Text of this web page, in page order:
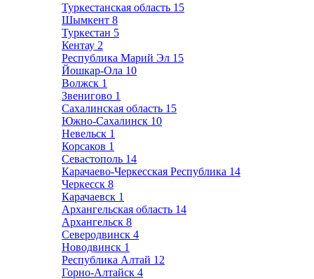
Туркестанская область 15
Шымкент 8
Туркестан 5
Кентау 2
Республика Марий Эл 15
Йошкар-Ола 10
Волжск 1
Звенигово 1
Сахалинская область 15
Южно-Сахалинск 10
Невельск 1
Корсаков 1
Севастополь 14
Карачаево-Черкесская Республика 14
Черкесск 8
Карачаевск 1
Архангельская область 14
Архангельск 8
Северодвинск 4
Новодвинск 1
Республика Алтай 12
Горно-Алтайск 4